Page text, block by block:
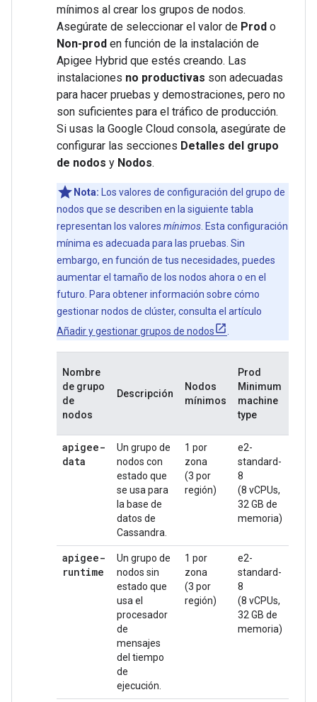
mínimos al crear los grupos de nodos.
Asegúrate de seleccionar el valor de Prod o
Non-prod en función de la instalación de
Apigee Hybrid que estés creando. Las
instalaciones no productivas son adecuadas
para hacer pruebas y demostraciones, pero no
son suficientes para el tráfico de producción.
Si usas la Google Cloud consola, asegúrate de
configurar las secciones Detalles del grupo
de nodos y Nodos.
Nota: Los valores de configuración del grupo de
nodos que se describen en la siguiente tabla
representan los valores mínimos . Esta configuración
mínima es adecuada para las pruebas. Sin
embargo, en función de tus necesidades, puedes
aumentar el tamaño de los nodos ahora o en el
futuro. Para obtener información sobre cómo
gestionar nodos de clúster, consulta el artículo
Añadir y gestionar grupos de nodos
Nombre
de grupo
de
nodos
Descripción
Nodos
mínimos
Prod
Minimum
machine
type
apigee-
data
Un grupo de
nodos con
estado que
se usa para
la base de
datos de
Cassandra.
1 por
zona
(3 por
región)
e2-
standard-
8
(8 vCPUs,
32 GB de
memoria)
apigee-
runtime
Un grupo de
nodos sin
estado que
usa el
procesador
de
mensajes
del tiempo
de
ejecución.
1 por
zona
(3 por
región)
e2-
standard-
8
(8 vCPUs,
32 GB de
memoria)